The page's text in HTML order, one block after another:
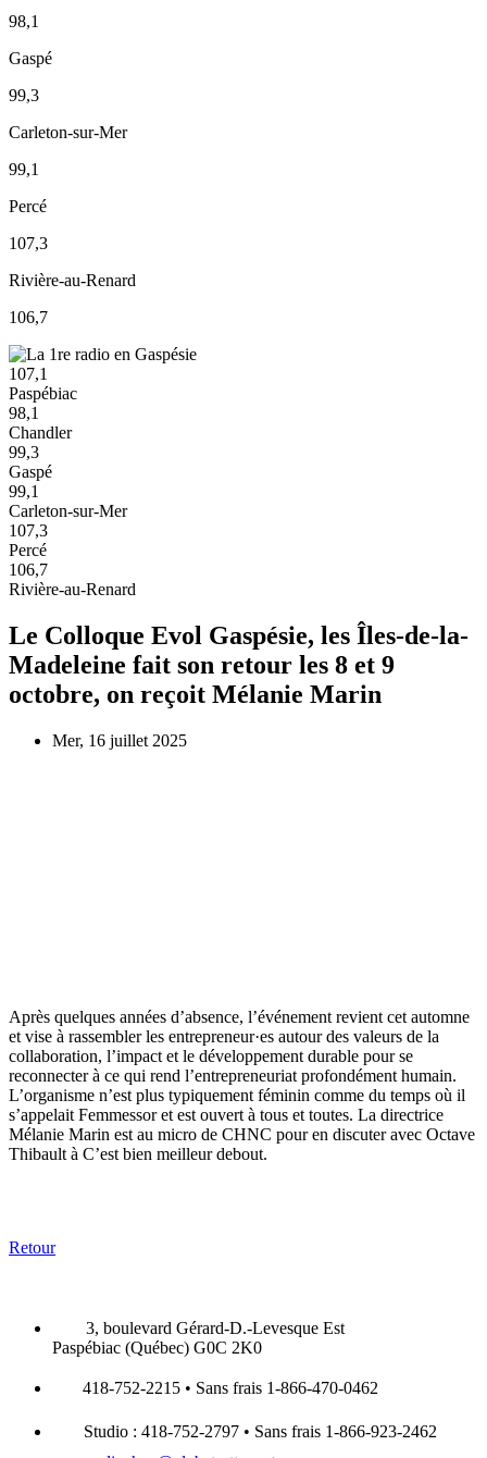
98,1
Gaspé
99,3
Carleton-sur-Mer
99,1
Percé
107,3
Rivière-au-Renard
106,7
107,1
Paspébiac
98,1
Chandler
99,3
Gaspé
99,1
Carleton-sur-Mer
107,3
Percé
106,7
Rivière-au-Renard
Le Colloque Evol Gaspésie, les Îles-de-la-
Madeleine fait son retour les 8 et 9
octobre, on reçoit Mélanie Marin
Mer, 16 juillet 2025
Après quelques années d’absence, l’événement revient cet automne
et vise à rassembler les entrepreneur·es autour des valeurs de la
collaboration, l’impact et le développement durable pour se
reconnecter à ce qui rend l’entrepreneuriat profondément humain.
L’organisme n’est plus typiquement féminin comme du temps où il
s’appelait Femmessor et est ouvert à tous et toutes. La directrice
Mélanie Marin est au micro de CHNC pour en discuter avec Octave
Thibault à C’est bien meilleur debout.
Retour
3, boulevard Gérard-D.-Levesque Est
Paspébiac (Québec) G0C 2K0
418-752-2215 • Sans frais 1-866-470-0462
Studio : 418-752-2797 • Sans frais 1-866-923-2462